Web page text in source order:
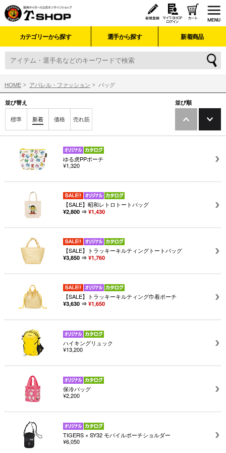
カテゴリーから探す 選手から探す 新着商品
HOME アパレル・ファッション バッグ
並び替え
標準 新着 価格 売れ筋
並び順
ゆる虎PPポーチ
¥1,320
【SALE】昭和レトロトートバッグ
¥2,800 ⇒ ¥1,430
【SALE】トラッキーキルティングトートバッグ
¥3,850 ⇒ ¥1,760
【SALE】トラッキーキルティング巾着ポーチ
¥3,630 ⇒ ¥1,650
ハイキングリュック
¥13,200
保冷バッグ
¥2,200
TIGERS × SY32 モバイルポーチショルダー
¥6,050